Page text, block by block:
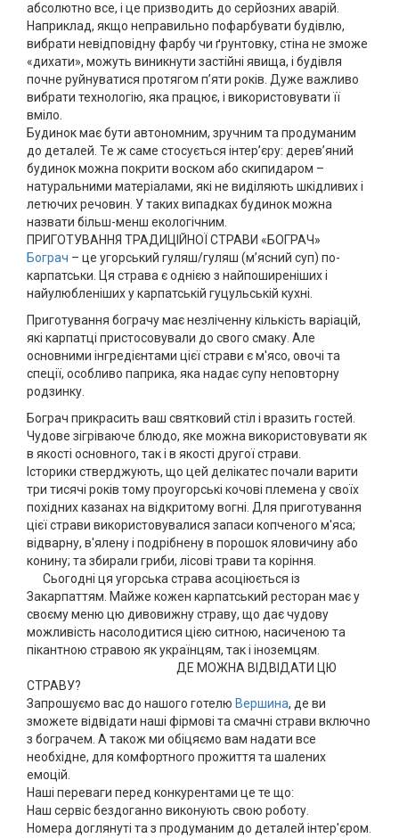
абсолютно все, і це призводить до серйозних аварій.
Наприклад, якщо неправильно пофарбувати будівлю,
вибрати невідповідну фарбу чи ґрунтовку, стіна не зможе
«дихати», можуть виникнути застійні явища, і будівля
почне руйнуватися протягом п’яти років. Дуже важливо
вибрати технологію, яка працює, і використовувати її
вміло.
Будинок має бути автономним, зручним та продуманим
до деталей. Те ж саме стосується інтер’єру: дерев’яний
будинок можна покрити воском або скипидаром –
натуральними матеріалами, які не виділяють шкідливих і
летючих речовин. У таких випадках будинок можна
назвати більш-менш екологічним.
ПРИГОТУВАННЯ ТРАДИЦІЙНОЇ СТРАВИ «БОГРАЧ»
Бограч – це угорський гуляш/гуляш (м’ясний суп) по-
карпатськи. Ця страва є однією з найпоширеніших і
найулюбленіших у карпатській гуцульській кухні.
Приготування бограчу має незліченну кількість варіацій,
які карпатці пристосовували до свого смаку. Але
основними інгредієнтами цієї страви є м'ясо, овочі та
спеції, особливо паприка, яка надає супу неповторну
родзинку.
Бограч прикрасить ваш святковий стіл і вразить гостей.
Чудове зігріваюче блюдо, яке можна використовувати як
в якості основного, так і в якості другої страви.
Історики стверджують, що цей делікатес почали варити
три тисячі років тому проугорські кочові племена у своїх
похідних казанах на відкритому вогні. Для приготування
цієї страви використовувалися запаси копченого м'яса;
відварну, в'ялену і подрібнену в порошок яловичину або
конину; та збирали гриби, лісові трави та коріння.
Сьогодні ця угорська страва асоціюється із
Закарпаттям. Майже кожен карпатський ресторан має у
своєму меню цю дивовижну страву, що дає чудову
можливість насолодитися цією ситною, насиченою та
пікантною стравою як українцям, так і іноземцям.
ДЕ МОЖНА ВІДВІДАТИ ЦЮ
СТРАВУ?
Запрошуємо вас до нашого готелю Вершина, де ви
зможете відвідати наші фірмові та смачні страви включно
з бограчем. А також ми обіцяємо вам надати все
необхідне, для комфортного прожиття та шалених
емоцій.
Наші переваги перед конкурентами це те що:
Наш сервіс бездоганно виконують свою роботу.
Номера доглянуті та з продуманим до деталей інтер'єром.